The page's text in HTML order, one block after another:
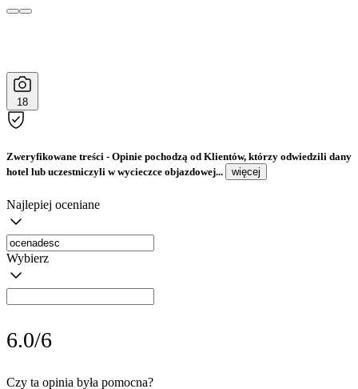
18
Zweryfikowane treści - Opinie pochodzą od Klientów, którzy odwiedzili dany
hotel lub uczestniczyli w wycieczce objazdowej...
więcej
Najlepiej oceniane
Wybierz
6.0/6
Czy ta opinia była pomocna?